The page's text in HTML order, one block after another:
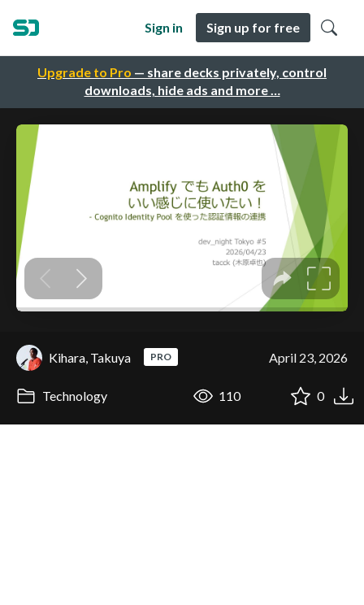
Upgrade to Pro — share decks privately, control
downloads, hide ads and more …
Sign in Sign up for free
Kihara, Takuya PRO April 23, 2026
Technology 110 0